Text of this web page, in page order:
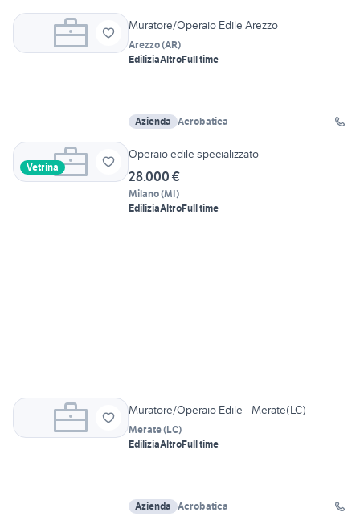
Muratore/Operaio Edile Arezzo
Arezzo(AR)
EdiliziaAltroFull time
Azienda Acrobatica
Vetrina
Operaio edile specializzato
28.000 €
Milano(MI)
EdiliziaAltroFull time
Muratore/Operaio Edile - Merate(LC)
Merate(LC)
EdiliziaAltroFull time
Azienda Acrobatica